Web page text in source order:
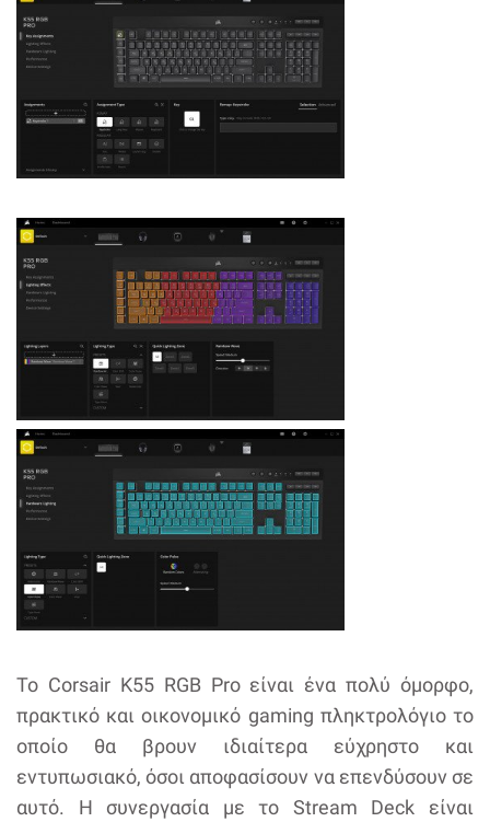
Το Corsair K55 RGB Pro είναι ένα πολύ όμορφο,
πρακτικό και οικονομικό gaming πληκτρολόγιο το
οποίο θα βρουν ιδιαίτερα εύχρηστο και
εντυπωσιακό, όσοι αποφασίσουν να επενδύσουν σε
αυτό. Η συνεργασία με το Stream Deck είναι